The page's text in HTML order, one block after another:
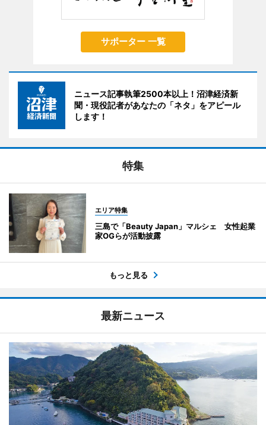
サポーター 一覧
ニュース記事執筆2500本以上！沼津経済新
聞・現役記者があなたの「ネタ」をアピール
します！
特集
エリア特集
三島で「Beauty Japan」マルシェ 女性起業
家OGらが活動披露
もっと見る
最新ニュース